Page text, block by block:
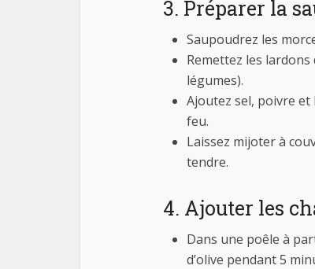
3. Préparer la
Saupoudrez les
Remettez les
légumes).
Ajoutez sel, poivre
feu.
Laissez mijoter à
tendre.
4. Ajouter les
Dans une poêle à
d’olive pendant 5